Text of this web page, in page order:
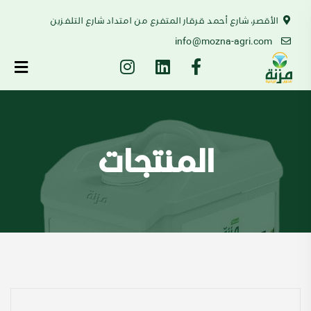
الأقصر، شارع أحمد قرقار المتفرع من امتداد شارع التلفزين
info@mozna-agri.com
المنتجات